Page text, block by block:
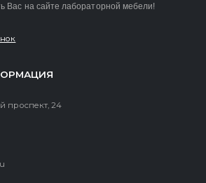
Вас на сайте лабораторной мебели!
проспект, 24